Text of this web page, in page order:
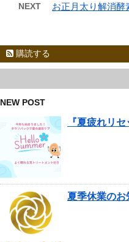
NEXT お正月太り解消酵
購読する
NEW POST
『夏疲れリ
夏季休業のお